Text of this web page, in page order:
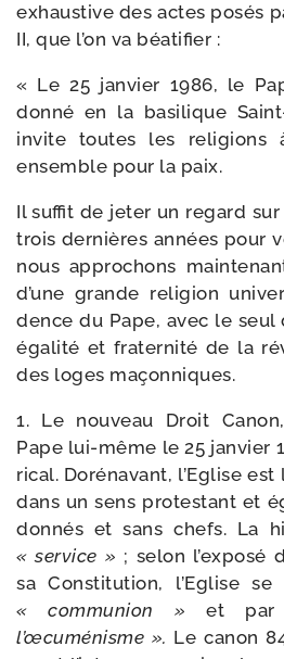
exhaus­tive des actes posés
II, que l’on va béatifier :
« Le 25 jan­vier 1986, le
don­né en la basi­lique
invite toutes les reli­gions
ensemble pour la paix.
Il suf­fit de jeter un regard
trois der­nières années pour
nous appro­chons
d’une grande reli­gion
dence du Pape, avec le
éga­li­té et fra­ter­ni­té de la
des loges maçonniques.
1. Le nou­veau Droit
Pape lui-​même le 25 jan­vier
ri­cal. Dorénavant, l’Eglise
dans un sens pro­tes­tant et
don­nés et sans chefs. La
« ser­vice » ; selon l’exposé
sa Constitution, l’Eglise
« com­mu­nion » et
l’œcuménisme ». Le canon